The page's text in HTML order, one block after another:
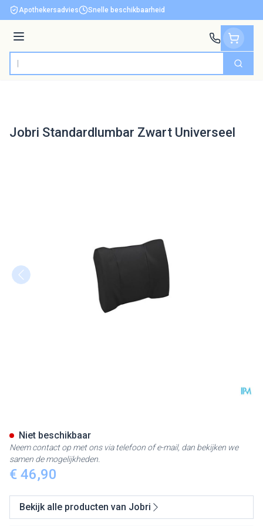
Ga naar de inhoud
Apothekersadvies Snelle beschikbaarheid
Menu
Product, merk, categorie... Zoek
Jobri Standardlumbar Zwart Universeel
€ 46,90
Niet beschikbaar
Neem contact op met ons via telefoon of e-mail, dan bekijken we
samen de mogelijkheden.
Bekijk alle producten van Jobri